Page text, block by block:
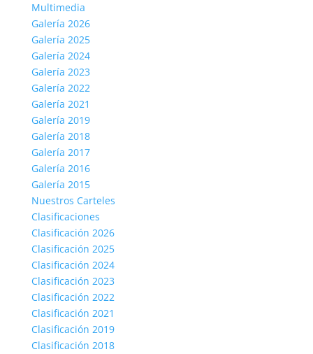
Multimedia
Galería 2026
Galería 2025
Galería 2024
Galería 2023
Galería 2022
Galería 2021
Galería 2019
Galería 2018
Galería 2017
Galería 2016
Galería 2015
Nuestros Carteles
Clasificaciones
Clasificación 2026
Clasificación 2025
Clasificación 2024
Clasificación 2023
Clasificación 2022
Clasificación 2021
Clasificación 2019
Clasificación 2018